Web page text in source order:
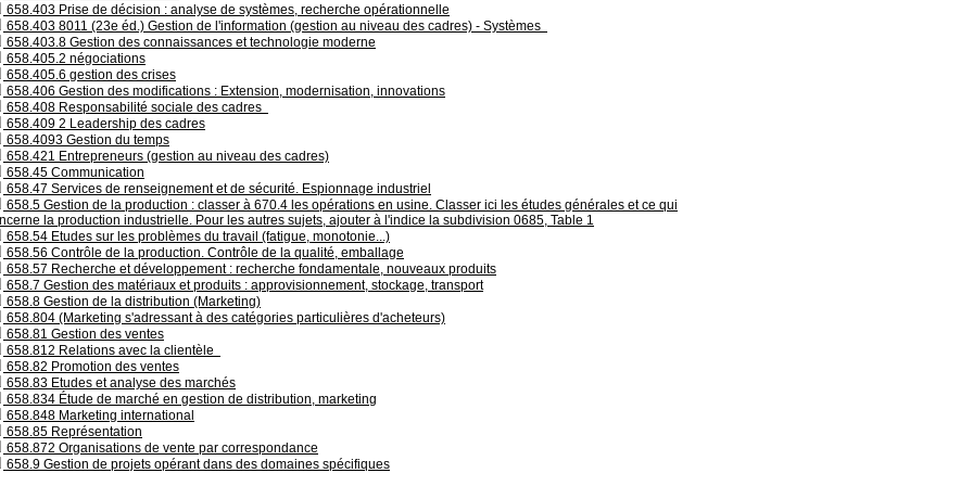
658.403 Prise de décision : analyse de systèmes, recherche opérationnelle
658.403 8011 (23e éd.) Gestion de l'information (gestion au niveau des cadres) - Systèmes
658.403.8 Gestion des connaissances et technologie moderne
658.405.2 négociations
658.405.6 gestion des crises
658.406 Gestion des modifications : Extension, modernisation, innovations
658.408 Responsabilité sociale des cadres
658.409 2 Leadership des cadres
658.4093 Gestion du temps
658.421 Entrepreneurs (gestion au niveau des cadres)
658.45 Communication
658.47 Services de renseignement et de sécurité. Espionnage industriel
658.5 Gestion de la production : classer à 670.4 les opérations en usine. Classer ici les études générales et ce qui
la production industrielle. Pour les autres sujets, ajouter à l'indice la subdivision 0685, Table 1
658.54 Etudes sur les problèmes du travail (fatigue, monotonie...)
658.56 Contrôle de la production. Contrôle de la qualité, emballage
658.57 Recherche et développement : recherche fondamentale, nouveaux produits
658.7 Gestion des matériaux et produits : approvisionnement, stockage, transport
658.8 Gestion de la distribution (Marketing)
658.804 (Marketing s'adressant à des catégories particulières d'acheteurs)
658.81 Gestion des ventes
658.812 Relations avec la clientèle
658.82 Promotion des ventes
658.83 Etudes et analyse des marchés
658.834 Étude de marché en gestion de distribution, marketing
658.848 Marketing international
658.85 Représentation
658.872 Organisations de vente par correspondance
658.9 Gestion de projets opérant dans des domaines spécifiques